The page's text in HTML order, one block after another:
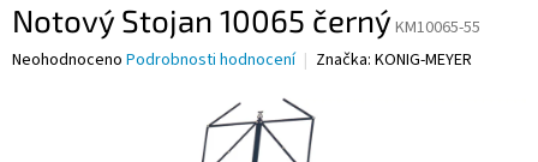
Notový Stojan 10065 černý KM10065-55
Průměrné
Neohodnoceno Podrobnosti hodnocení Značka: KONIG-MEYER